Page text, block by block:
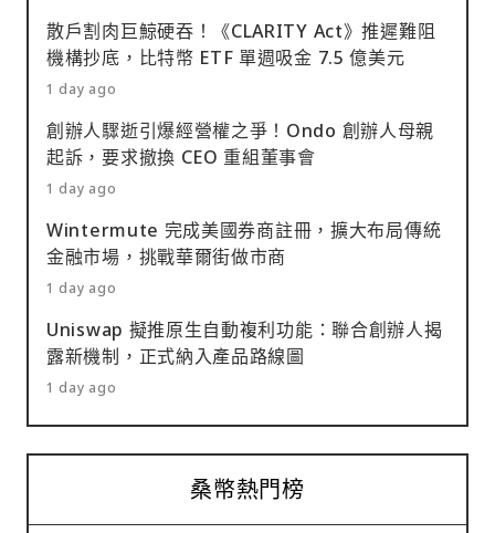
散戶割肉巨鯨硬吞！《CLARITY Act》推遲難阻
機構抄底，比特幣 ETF 單週吸金 7.5 億美元
1 day ago
創辦人驟逝引爆經營權之爭！Ondo 創辦人母親
起訴，要求撤換 CEO 重組董事會
1 day ago
Wintermute 完成美國券商註冊，擴大布局傳統
金融市場，挑戰華爾街做市商
1 day ago
Uniswap 擬推原生自動複利功能：聯合創辦人揭
露新機制，正式納入產品路線圖
1 day ago
桑幣熱門榜